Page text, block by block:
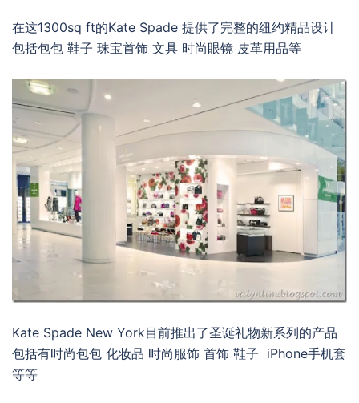
在这1300sq ft的Kate Spade 提供了完整的纽约精品设计
包括包包 鞋子 珠宝首饰 文具 时尚眼镜 皮革用品等
Kate Spade New York目前推出了圣诞礼物新系列的产品
包括有时尚包包 化妆品 时尚服饰 首饰 鞋子 iPhone手机套
等等